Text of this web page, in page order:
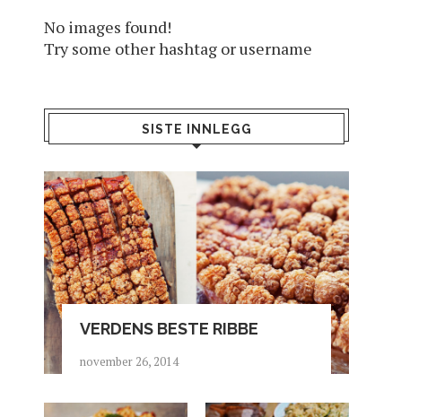
No images found!
Try some other hashtag or username
SISTE INNLEGG
VERDENS BESTE RIBBE
november 26, 2014